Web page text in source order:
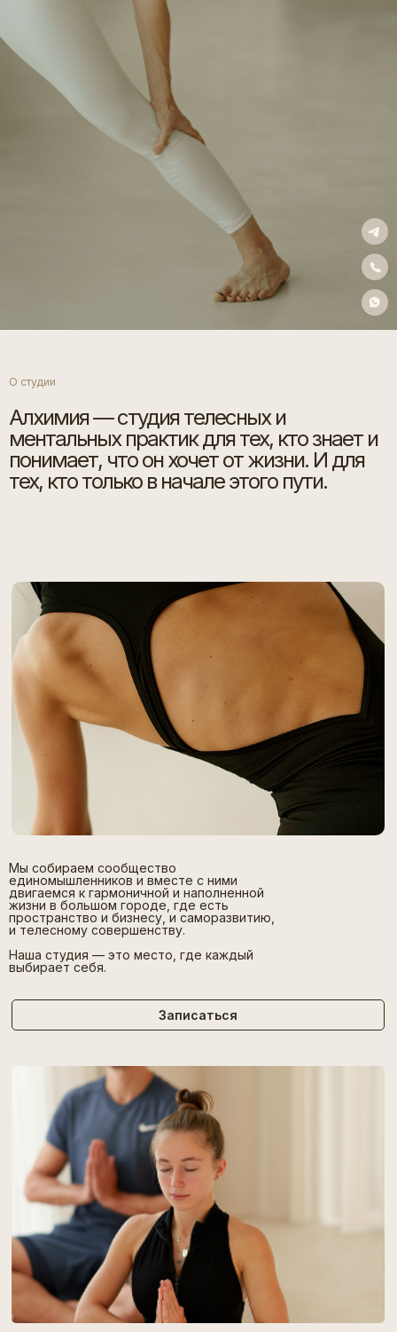
О студии
Алхимия — студия телесных и
ментальных практик для тех, кто знает и
понимает, что он хочет от жизни. И для
тех, кто только в начале этого пути.
Мы собираем сообщество
единомышленников и вместе с ними
двигаемся к гармоничной и наполненной
жизни в большом городе, где есть
пространство и бизнесу, и саморазвитию,
и телесному совершенству.
Наша студия — это место, где каждый
выбирает себя.
Записаться